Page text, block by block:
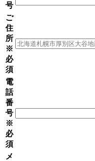
号
ご
住
所
※
必
須
電
話
番
号
※
必
須
メ